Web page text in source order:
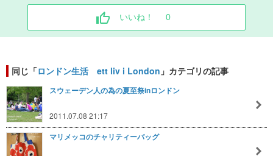
いいね！ 0
同じ「ロンドン生活 ett liv i London 」カテゴリの記事
スウェーデン人の為の夏至祭inロンドン
2011.07.08 21:17
マリメッコのチャリティーバッグ